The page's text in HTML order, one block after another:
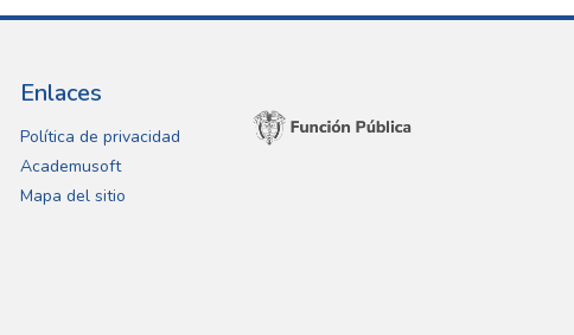
Enlaces
Política de privacidad
Academusoft
Mapa del sitio